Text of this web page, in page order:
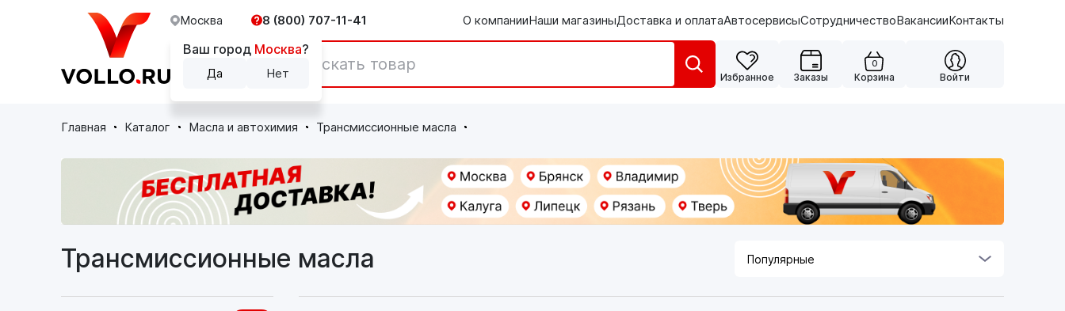
Москва
Ваш город Москва?
Да Нет
8 (800) 707-11-41 О компанииНаши магазиныДоставка и оплатаАвтосервисыСотрудничествоВакансииКонтакты
Каталог
Избранное Заказы
0
Корзина Войти
Главная Каталог Масла и автохимия Трансмиссионные масла
Трансмиссионные масла